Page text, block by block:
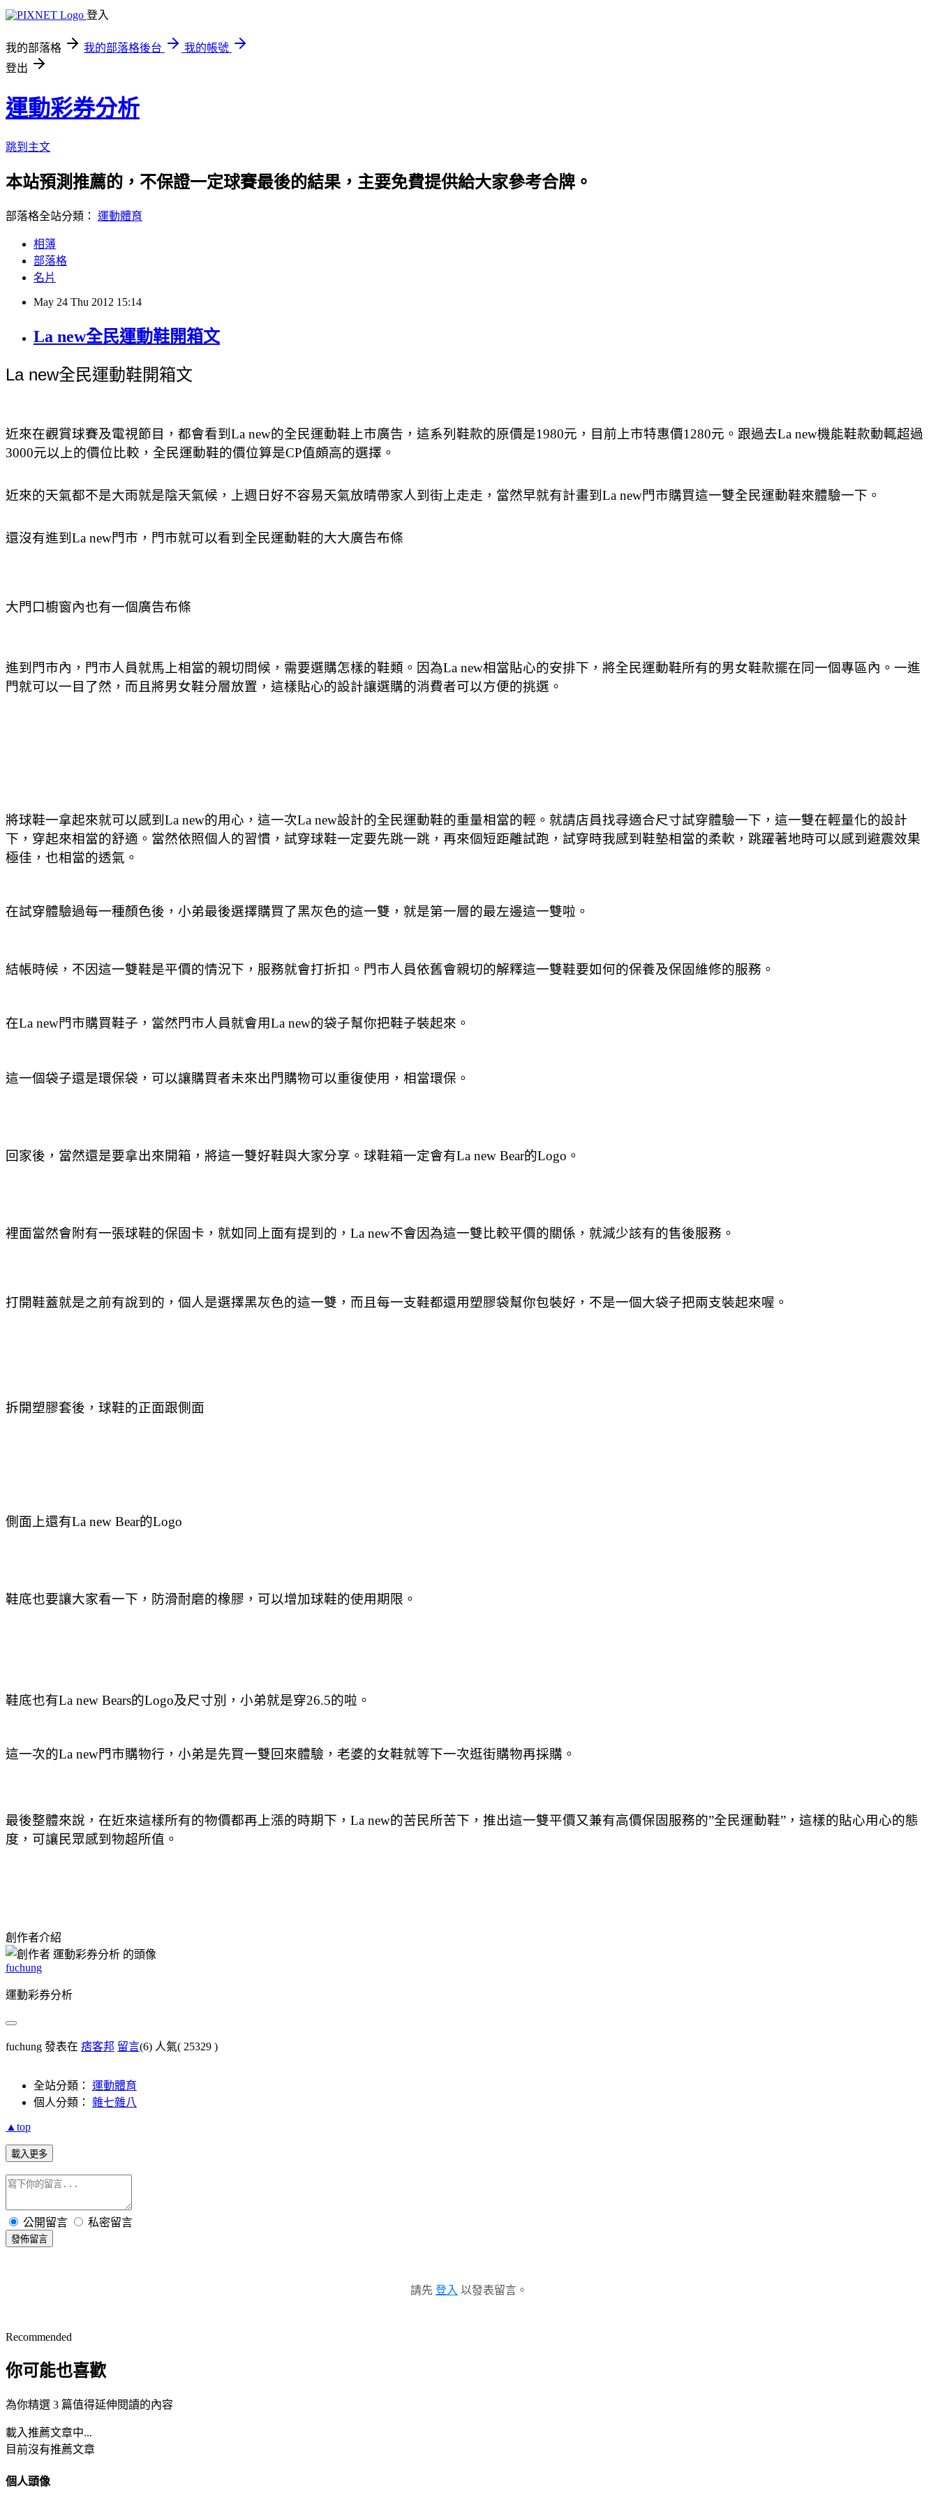
登入
我的部落格 我的部落格後台
我的帳號
登出
運動彩券分析
跳到主文
本站預測推薦的，不保證一定球賽最後的結果，主要免費提供給大家參考合牌。
部落格全站分類： 運動體育
相簿
部落格
名片
May 24 Thu 2012 15:14
La new全民運動鞋開箱文
La new全民運動鞋開箱文
近來在觀賞球賽及電視節目，都會看到La new的全民運動鞋上市廣告，這系列鞋款的原價是1980元，目前上市特惠價1280元。跟過去La new機能鞋款動輒超過
3000元以上的價位比較，全民運動鞋的價位算是CP值頗高的選擇。
近來的天氣都不是大雨就是陰天氣候，上週日好不容易天氣放晴帶家人到街上走走，當然早就有計畫到La new門市購買這一雙全民運動鞋來體驗一下。
還沒有進到La new門市，門市就可以看到全民運動鞋的大大廣告布條
大門口櫥窗內也有一個廣告布條
進到門市內，門市人員就馬上相當的親切問候，需要選購怎樣的鞋類。因為La new相當貼心的安排下，將全民運動鞋所有的男女鞋款擺在同一個專區內。一進
門就可以一目了然，而且將男女鞋分層放置，這樣貼心的設計讓選購的消費者可以方便的挑選。
將球鞋一拿起來就可以感到La new的用心，這一次La new設計的全民運動鞋的重量相當的輕。就請店員找尋適合尺寸試穿體驗一下，這一雙在輕量化的設計
下，穿起來相當的舒適。當然依照個人的習慣，試穿球鞋一定要先跳一跳，再來個短距離試跑，試穿時我感到鞋墊相當的柔軟，跳躍著地時可以感到避震效果
極佳，也相當的透氣。
在試穿體驗過每一種顏色後，小弟最後選擇購買了黑灰色的這一雙，就是第一層的最左邊這一雙啦。
結帳時候，不因這一雙鞋是平價的情況下，服務就會打折扣。門市人員依舊會親切的解釋這一雙鞋要如何的保養及保固維修的服務。
在La new門市購買鞋子，當然門市人員就會用La new的袋子幫你把鞋子裝起來。
這一個袋子還是環保袋，可以讓購買者未來出門購物可以重復使用，相當環保。
回家後，當然還是要拿出來開箱，將這一雙好鞋與大家分享。球鞋箱一定會有La new Bear的Logo。
裡面當然會附有一張球鞋的保固卡，就如同上面有提到的，La new不會因為這一雙比較平價的關係，就減少該有的售後服務 。
打開鞋蓋就是之前有說到的，個人是選擇黑灰色的這一雙，而且每一支鞋都還用塑膠袋幫你包裝好，不是一個大袋子把兩支裝起來喔。
拆開塑膠套後，球鞋的正面跟側面
側面上還有La new Bear的Logo
鞋底也要讓大家看一下，防滑耐磨的橡膠，可以增加球鞋的使用期限 。
鞋底也有La new Bears的Logo及尺寸別，小弟就是穿26.5的啦。
這一次的La new門市購物行，小弟是先買一雙回來體驗，老婆的女鞋就等下一次逛街購物再採購。
最後整體來說，在近來這樣所有的物價都再上漲的時期下，La new的苦民所苦下，推出這一雙平價又兼有高價保固服務的”全民運動鞋”，這樣的貼心用心的態
度，可讓民眾感到物超所值 。
創作者介紹
fuchung
運動彩券分析
fuchung 發表在 痞客邦 留言(6) 人氣( 25329 )
全站分類： 運動體育
個人分類： 雜七雜八
▲top
載入更多
公開留言 私密留言
發佈留言
請先 登入 以發表留言。
Recommended
你可能也喜歡
為你精選 3 篇值得延伸閱讀的內容
載入推薦文章中...
目前沒有推薦文章
個人頭像